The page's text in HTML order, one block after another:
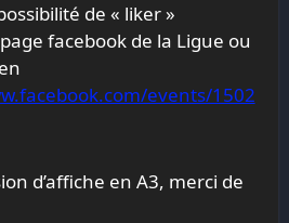
de « liker »
facebook de la Ligue ou
events/1502
d’affiche en A3, merci de